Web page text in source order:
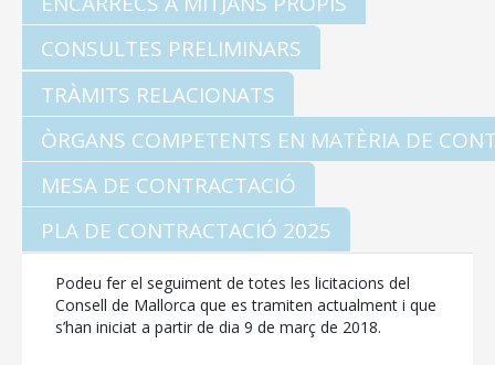
CONSULTES PRELIMINARS
TRÀMITS RELACIONATS
ÒRGANS COMPETENTS EN MATÈRIA DE
MESA DE CONTRACTACIÓ
PLA DE CONTRACTACIÓ 2025
Podeu fer el seguiment de totes les licitacions del
Consell de Mallorca que es tramiten actualment i que
s’han iniciat a partir de dia 9 de març de 2018.